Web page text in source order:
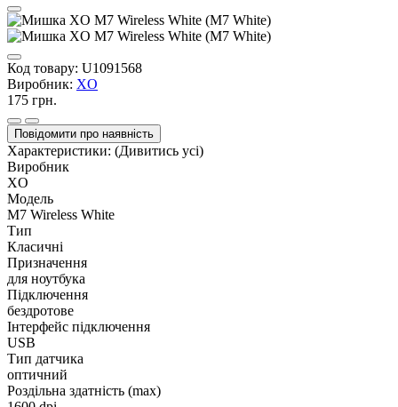
Код товару: U1091568
Виробник: XO
175 грн.
Повідомити про наявність
Характеристики: (Дивитись усі)
Виробник
XO
Модель
M7 Wireless White
Тип
Класичні
Призначення
для ноутбука
Підключення
бездротове
Інтерфейс підключення
USB
Тип датчика
оптичний
Роздільна здатність (max)